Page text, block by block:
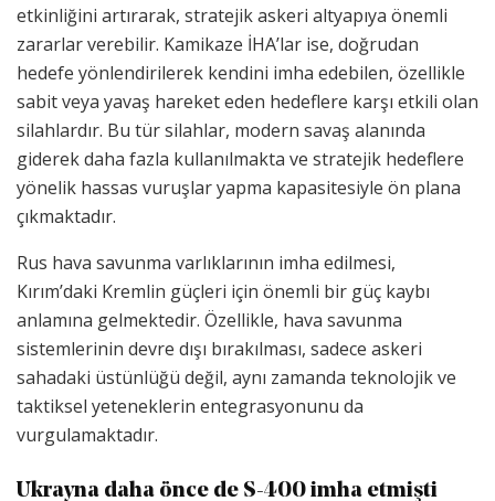
etkinliğini artırarak, stratejik askeri altyapıya önemli
zararlar verebilir. Kamikaze İHA’lar ise, doğrudan
hedefe yönlendirilerek kendini imha edebilen, özellikle
sabit veya yavaş hareket eden hedeflere karşı etkili olan
silahlardır. Bu tür silahlar, modern savaş alanında
giderek daha fazla kullanılmakta ve stratejik hedeflere
yönelik hassas vuruşlar yapma kapasitesiyle ön plana
çıkmaktadır.
Rus hava savunma varlıklarının imha edilmesi,
Kırım’daki Kremlin güçleri için önemli bir güç kaybı
anlamına gelmektedir. Özellikle, hava savunma
sistemlerinin devre dışı bırakılması, sadece askeri
sahadaki üstünlüğü değil, aynı zamanda teknolojik ve
taktiksel yeteneklerin entegrasyonunu da
vurgulamaktadır.
Ukrayna daha önce de S-400 imha etmişti